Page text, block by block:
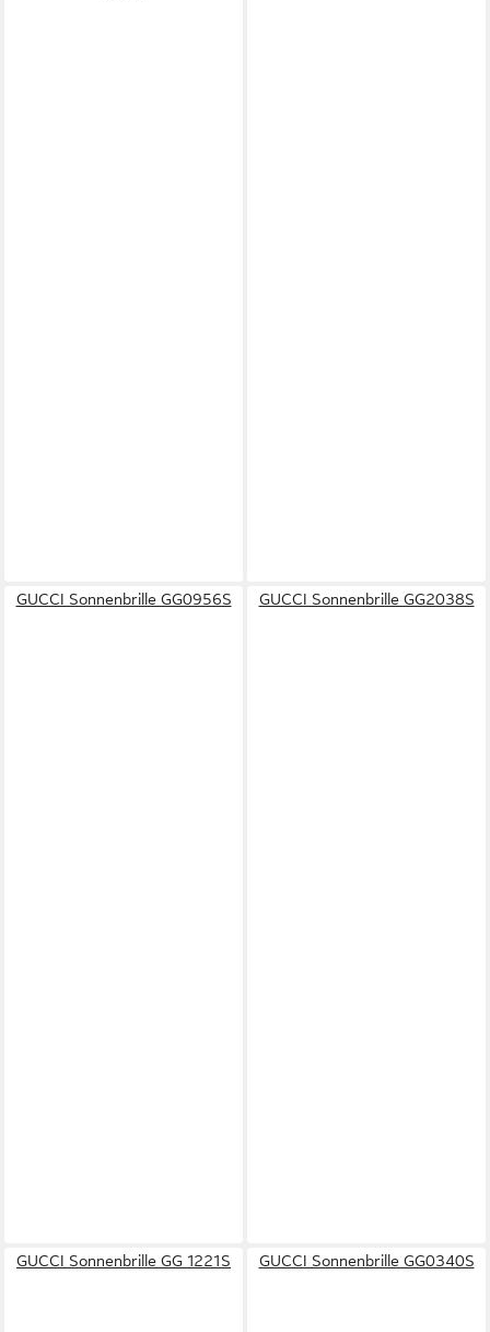
GUCCI Sonnenbrille GG0956S GUCCI Sonnenbrille GG2038S
GUCCI Sonnenbrille GG 1221S GUCCI Sonnenbrille GG0340S